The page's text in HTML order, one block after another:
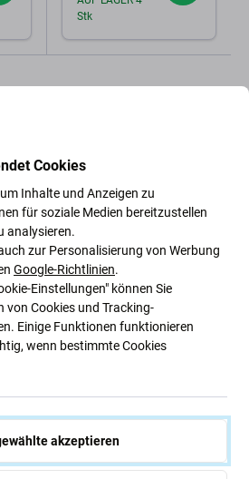
Stk
Versand und Rückgabe
Ladestation mit USB
auch für jedes Zuhause.
modernem Finish in edlem
Geräte gleichzeitig, egal ob
Dank der LED-Anzeige können Sie
Cookies
Inhalte und Anzeigen zu
für soziale Medien bereitzustellen
analysieren.
zur Personalisierung von Werbung
Google-Richtlinien.
Einstellungen" können Sie
von Cookies und Tracking-
Einige Funktionen funktionieren
wenn bestimmte Cookies
akzeptieren